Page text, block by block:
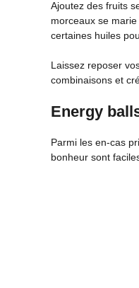
Ajoutez des fruits
morceaux se
certaines huiles
Laissez reposer
combinaisons et
Energy
Parmi les en-cas
bonheur sont